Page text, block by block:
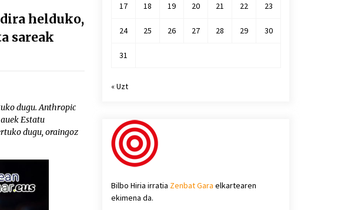
helduko,
sareak
dugu. Anthropic
Estatu
dugu, oraingoz
17 18 19 20 21 22 23
24 25 26 27 28 29 30
31
« Uzt
Bilbo Hiria irratia Zenbat Gara elkartearen
ekimena da.